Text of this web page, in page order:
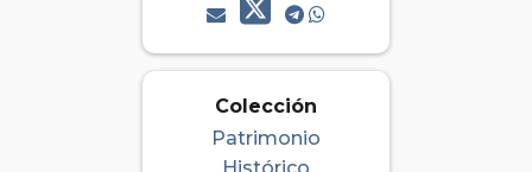
Colección
Patrimonio